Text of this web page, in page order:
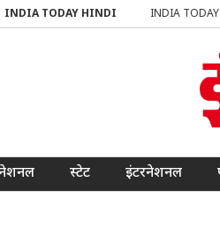
INDIA TODAY HINDI INDIA TODAY
स्टेट इंटरनेशनल